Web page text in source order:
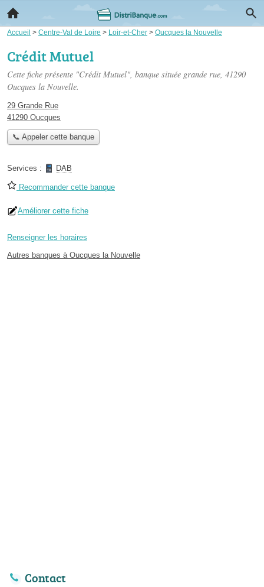
Accueil > Centre-Val de Loire > Loir-et-Cher > Oucques la Nouvelle
Crédit Mutuel
Cette fiche présente "Crédit Mutuel", banque située grande rue, 41290
Oucques la Nouvelle.
29 Grande Rue
41290 Oucques
📞 Appeler cette banque
Services : DAB
Recommander cette banque
Améliorer cette fiche
Renseigner les horaires
Autres banques à Oucques la Nouvelle
Contact